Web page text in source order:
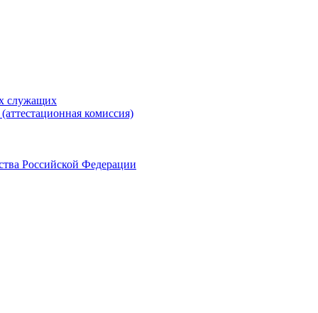
служащих
комиссия)
Российской Федерации